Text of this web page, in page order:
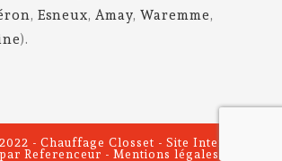
, Esneux, Amay,Waremme,
).
- Chauffage Closset - Site Internet
Referenceur - Mentions légales